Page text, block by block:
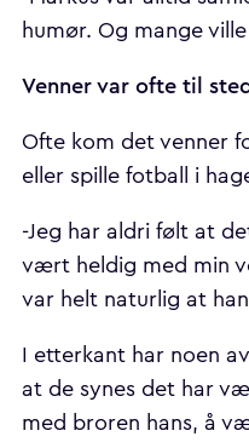
humør. Og mange
Venner var ofte til
Ofte kom det venner
eller spille fotball i
-Jeg har aldri følt at
vært heldig med min
var helt naturlig at
I etterkant har noen
at de synes det har
med broren hans, å